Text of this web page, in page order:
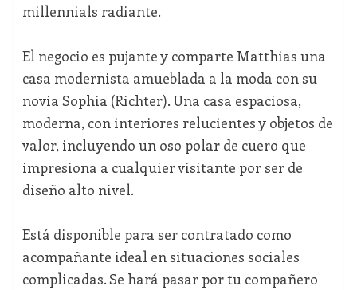
millennials radiante.
El negocio es pujante y comparte Matthias una
casa modernista amueblada a la moda con su
novia Sophia (Richter). Una casa espaciosa,
moderna, con interiores relucientes y objetos de
valor, incluyendo un oso polar de cuero que
impresiona a cualquier visitante por ser de
diseño alto nivel.
Está disponible para ser contratado como
acompañante ideal en situaciones sociales
complicadas. Se hará pasar por tu compañero